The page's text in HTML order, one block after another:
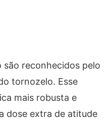
são reconhecidos pelo
tornozelo. Esse
mais robusta e
dose extra de atitude